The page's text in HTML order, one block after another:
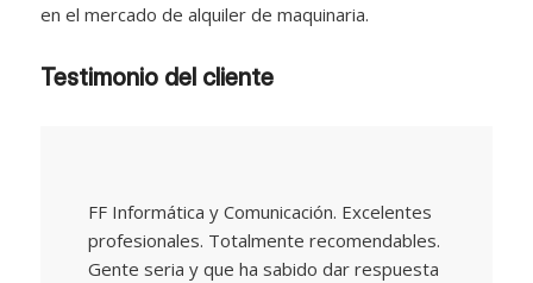
en el mercado de alquiler de maquinaria.
Testimonio del cliente
FF Informática y Comunicación. Excelentes
profesionales. Totalmente recomendables.
Gente seria y que ha sabido dar respuesta